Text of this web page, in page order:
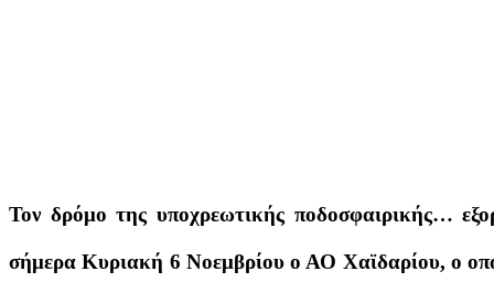
Τον δρόμο της υποχρεωτικής ποδοσφαιρικής…
σήμερα Κυριακή 6 Νοεμβρίου ο ΑΟ Χαϊδαρίου, ο